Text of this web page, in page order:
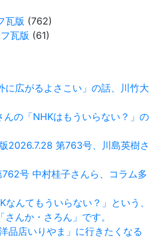
瓦版 (762)
瓦版 (61)
に広がるよさこい」の話、川竹大
んの「NHKはもういらない？」の
2026.7.28 第763号、川島英樹さ
号 中村桂子さんら、コラム多
なんてもういらない？」という、
んか・さろん」です。
品店いりやま」に行きたくなる